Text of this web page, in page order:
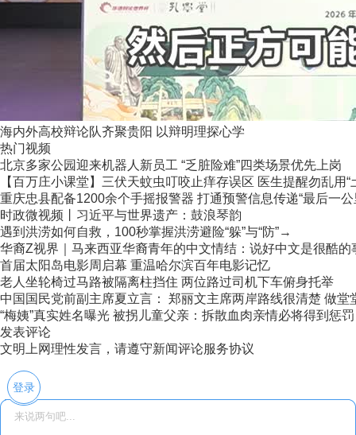
海内外高校辩论队齐聚贵阳 以辩明理探心学
热门视频
北京多家公园迎来机器人新员工 “乏脏险难”四类场景优先上岗
【百万庄小课堂】三伏天蚊虫叮咬止痒存误区 医生提醒勿乱用“
重庆忠县配备1200余个手摇报警器 打通预警信息传递“最后一公
时政微视频丨习近平与世界遗产：鼓浪琴韵
遇到洪涝如何自救，100秒掌握洪涝避险“躲”与“防”→
华裔Z视界｜马来西亚华裔青年的中文情结：说好中文是很酷的
首届太阳岛电影周启幕 重温哈尔滨百年电影记忆
老人坐轮椅过马路被隔离柱挡住 两位路过司机下车俯身托举
中国国民党前副主席夏立言： 郑丽文主席两岸路线很清楚 做堂
“梅姨”真实姓名曝光 被拐儿童父亲：拆散血肉亲情必将得到惩罚
发表评论
文明上网理性发言，请遵守新闻评论服务协议
登录